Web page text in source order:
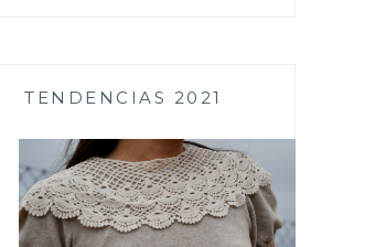
TENDENCIAS 2021